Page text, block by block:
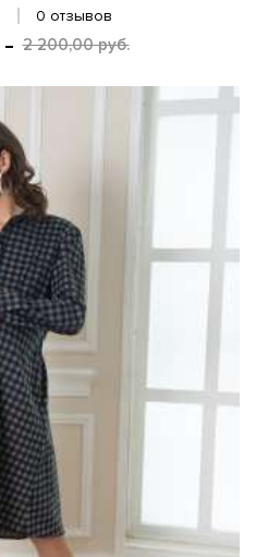
0 отзывов
2 200,00 руб.